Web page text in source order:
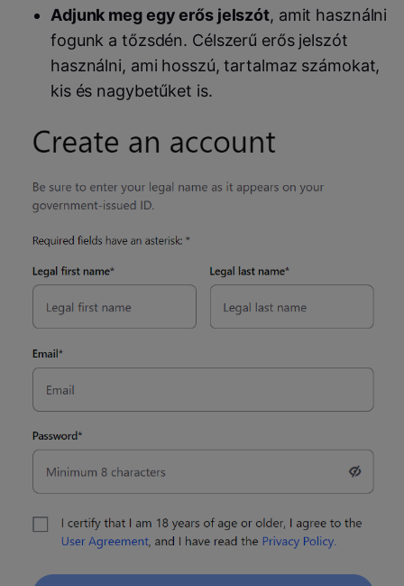
Adjunk meg egy erős jelszót, amit használni
fogunk a tőzsdén. Célszerű erős jelszót
használni, ami hosszú, tartalmaz számokat,
kis és nagybetűket is.